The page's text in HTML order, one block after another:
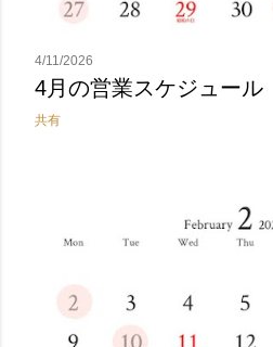
4/11/2026
4月の営業スケジュール
共有